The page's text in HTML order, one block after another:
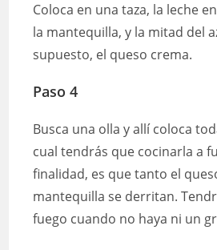
Coloca en una taza, la leche
la mantequilla, y la mitad del
supuesto, el queso crema.
Paso 4
Busca una olla y allí coloca
cual tendrás que cocinarla a
finalidad, es que tanto el
mantequilla se derritan.
fuego cuando no haya ni un